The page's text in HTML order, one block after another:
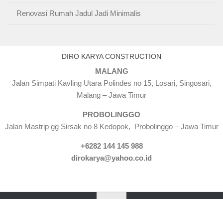
Renovasi Rumah Jadul Jadi Minimalis
DIRO KARYA CONSTRUCTION
MALANG
Jalan Simpati Kavling Utara Polindes no 15, Losari, Singosari,
Malang – Jawa Timur
PROBOLINGGO
Jalan Mastrip gg Sirsak no 8 Kedopok, Probolinggo – Jawa Timur
+6282 144 145 988
dirokarya@yahoo.co.id